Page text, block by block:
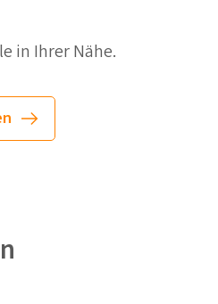
in Ihrer Nähe.